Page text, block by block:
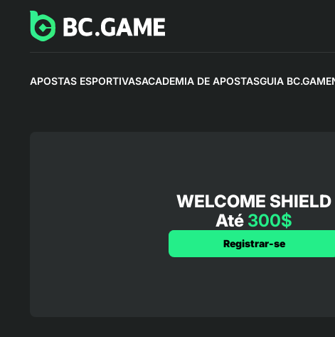
APOSTAS ESPORTIVASACADEMIA DE APOSTASGUIA BC.GAME
WELCOME SHIELD
Até 300$
Registrar-se